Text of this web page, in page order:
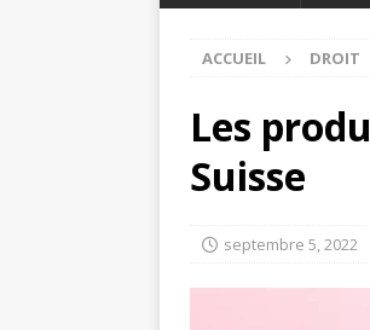
ACCUEIL DROIT
Les
Suisse
septembre 5, 2022